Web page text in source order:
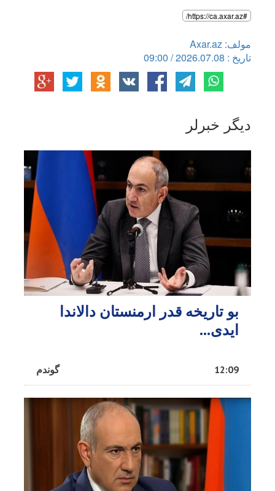
#https://ca.axar.az/
مولف: Axar.az
تاریخ : 2026.07.08 / 09:00
دیگر خبرلر
بو تاریخه قدر ارمنستان دالاندا
ایدی...
گوندم 12:09